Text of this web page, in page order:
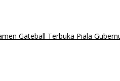
Gateball Terbuka Piala